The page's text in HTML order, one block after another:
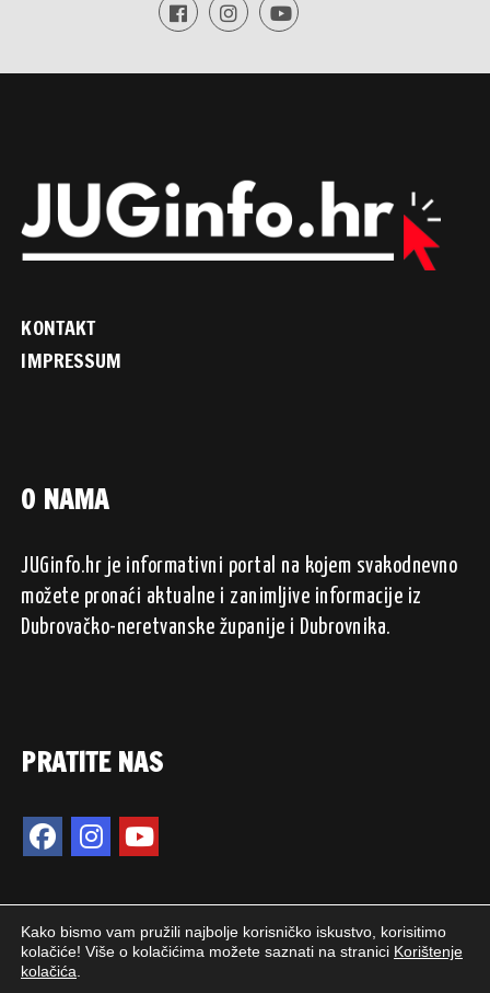
KONTAKT
IMPRESSUM
O NAMA
JUGinfo.hr je informativni portal na kojem svakodnevno
možete pronaći aktualne i zanimljive informacije iz
Dubrovačko-neretvanske županije i Dubrovnika.
PRATITE NAS
2024. © JUGinfo.hr / Sva prava pridržana.
Kako bismo vam pružili najbolje korisničko iskustvo, korisitimo
kolačiće! Više o kolačićima možete saznati na stranici Korištenje
kolačića